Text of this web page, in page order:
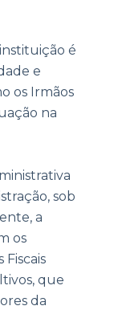
é
e
os Irmãos
na
sob
a
os
Fiscais
que
da